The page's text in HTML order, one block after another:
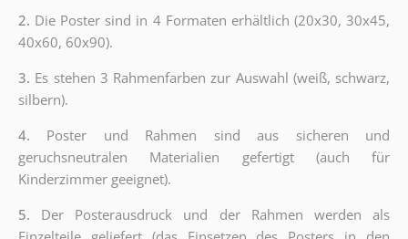
2. Die Poster sind in 4 Formaten erhältlich (20x30, 30x45,
40x60, 60x90).
3. Es stehen 3 Rahmenfarben zur Auswahl (weiß, schwarz,
silbern).
4. Poster und Rahmen sind aus sicheren und
geruchsneutralen Materialien gefertigt (auch für
Kinderzimmer geeignet).
5. Der Posterausdruck und der Rahmen werden als